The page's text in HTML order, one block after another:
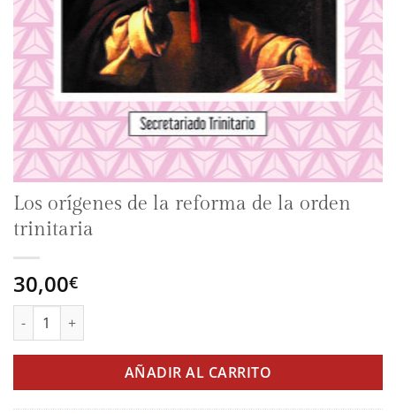
Los orígenes de la reforma de la orden
trinitaria
30,00€
Los orígenes de la reforma de la orden trinitaria cantidad
AÑADIR AL CARRITO